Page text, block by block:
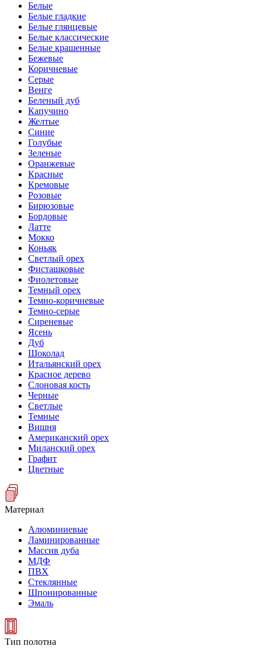
Белые
Белые гладкие
Белые глянцевые
Белые классические
Белые крашенные
Бежевые
Коричневые
Серые
Венге
Беленый дуб
Капучино
Желтые
Синие
Голубые
Зеленые
Оранжевые
Красные
Кремовые
Розовые
Бирюзовые
Бордовые
Латте
Мокко
Коньяк
Светлый орех
Фисташковые
Фиолетовые
Темный орех
Темно-коричневые
Темно-серые
Сиреневые
Ясень
Дуб
Шоколад
Итальянский орех
Красное дерево
Слоновая кость
Черные
Светлые
Темные
Вишня
Американский орех
Миланский орех
Графит
Цветные
Материал
Алюминиевые
Ламинированные
Массив дуба
МДФ
ПВХ
Стеклянные
Шпонированные
Эмаль
Тип полотна